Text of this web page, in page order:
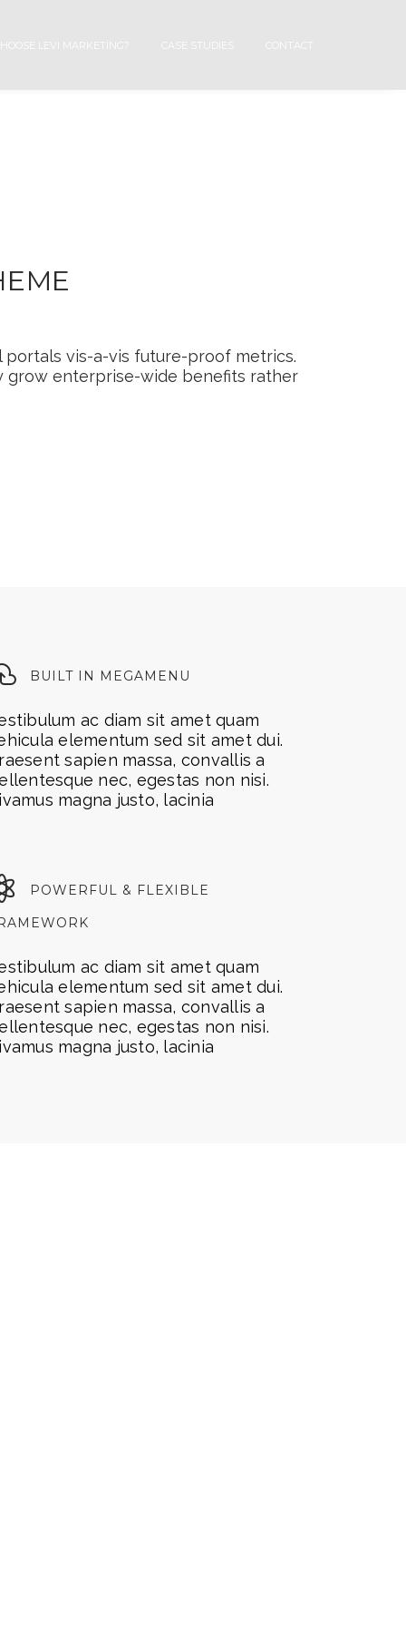
LEVI MARKETING? CASE STUDIES CONTACT
vis-a-vis future-proof metrics.
grow enterprise-wide benefits rather
BUILT IN MEGAMENU
ac diam sit amet quam
elementum sed sit amet dui.
sapien massa, convallis a
nec, egestas non nisi.
magna justo, lacinia
POWERFUL & FLEXIBLE
ac diam sit amet quam
elementum sed sit amet dui.
sapien massa, convallis a
nec, egestas non nisi.
magna justo, lacinia